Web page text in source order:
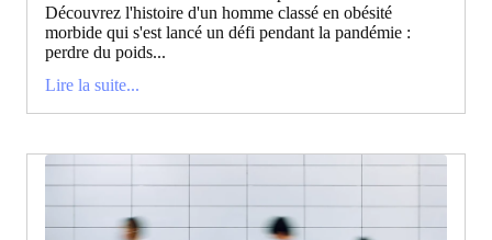
Découvrez l'histoire d'un homme classé en obésité
morbide qui s'est lancé un défi pendant la pandémie :
perdre du poids...
Lire la suite...